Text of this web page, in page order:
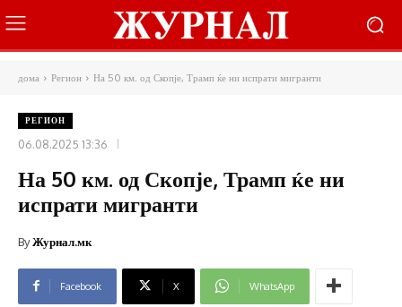
дома Регион На 50 км. од Скопје, Трамп ќе ни испрати мигранти
РЕГИОН
06.08.2025 13:36
На 50 км. од Скопје, Трамп ќе ни
испрати мигранти
ByЖурнал.мк
Facebook X WhatsApp